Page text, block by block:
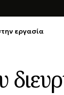
εργασία